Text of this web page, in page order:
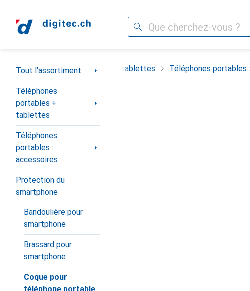
Recherche
Navigation par catégorie
Tout l'assortiment
Téléphones
portables +
tablettes
Téléphones
portables :
accessoires
Protection du
smartphone
Bandoulière pour
smartphone
Brassard pour
smartphone
Coque pour
téléphone portable
Téléphones portables + tablettes Téléphones portables